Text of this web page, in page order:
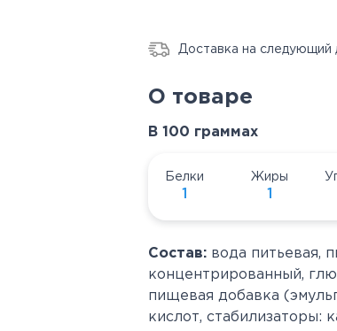
Доставка на следующий
О товаре
В 100 граммах
Белки
1
Жиры
1
Состав: вода питьевая,
концентрированный,
пищевая добавка
кислот, стабилизаторы: